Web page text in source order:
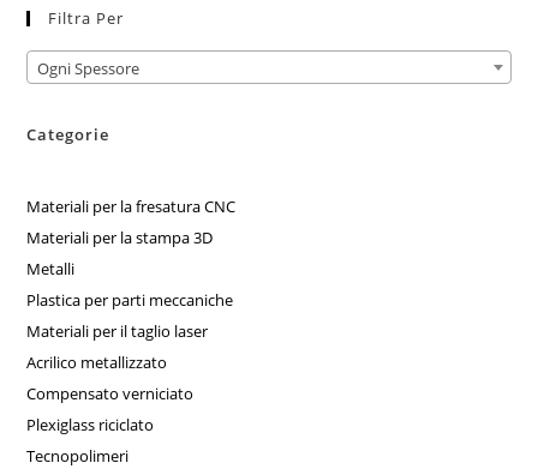
Filtra Per
Ogni Spessore
Categorie
Materiali per la fresatura CNC
Materiali per la stampa 3D
Metalli
Plastica per parti meccaniche
Materiali per il taglio laser
Acrilico metallizzato
Compensato verniciato
Plexiglass riciclato
Tecnopolimeri